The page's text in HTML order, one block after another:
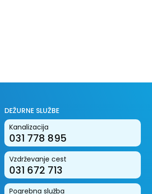
DEŽURNE SLUŽBE
Kanalizacija
031 778 895
Vzdrževanje cest
031 672 713
Pogrebna služba